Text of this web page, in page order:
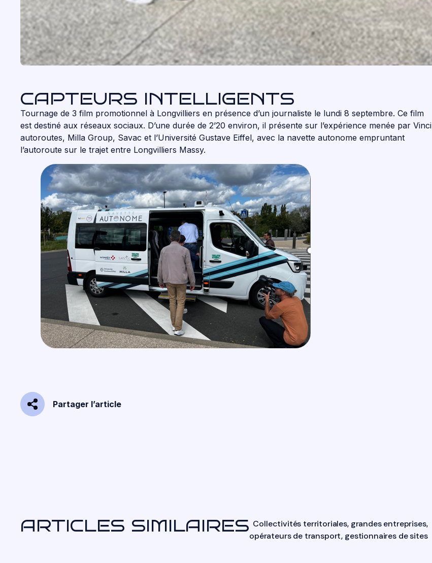
CAPTEURS INTELLIGENTS
Tournage de 3 film promotionnel à Longvilliers en présence d’un journaliste le lundi 8 septembre. Ce film
est destiné aux réseaux sociaux. D’une durée de 2’20 environ, il présente sur l’expérience menée par Vinci
autoroutes, Milla Group, Savac et l’Université Gustave Eiffel, avec la navette autonome empruntant
l’autoroute sur le trajet entre Longvilliers Massy.
Partager l’article
ARTICLES SIMILAIRES Collectivités territoriales, grandes entreprises,
opérateurs de transport, gestionnaires de sites